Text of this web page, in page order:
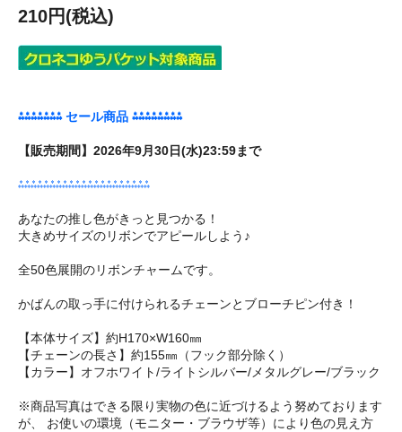
210円(税込)
⁂⁂⁂⁂⁂⁂⁂ セール商品 ⁂⁂⁂⁂⁂⁂⁂⁂
【販売期間】2026年9月30日(水)23:59まで
⁂⁂⁂⁂⁂⁂⁂⁂⁂⁂⁂⁂⁂⁂⁂⁂⁂⁂⁂⁂⁂
あなたの推し色がきっと見つかる！
大きめサイズのリボンでアピールしよう♪
全50色展開のリボンチャームです。
かばんの取っ手に付けられるチェーンとブローチピン付き！
【本体サイズ】約H170×W160㎜
【チェーンの長さ】約155㎜（フック部分除く）
【カラー】オフホワイト/ライトシルバー/メタルグレー/ブラック
※商品写真はできる限り実物の色に近づけるよう努めております
が、 お使いの環境（モニター・ブラウザ等）により色の見え方